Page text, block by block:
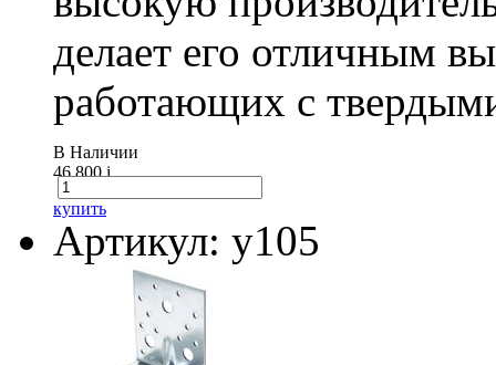
делает его отличным
работающих с
В Наличии
46 800i
купить
Артикул: у105